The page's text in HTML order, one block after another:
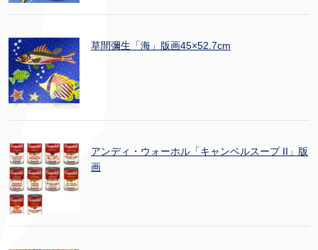
草間彌生「海」版画45×52.7cm
アンディ・ウォーホル「キャンベルスープ II」版
画